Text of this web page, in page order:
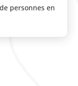
personnes en